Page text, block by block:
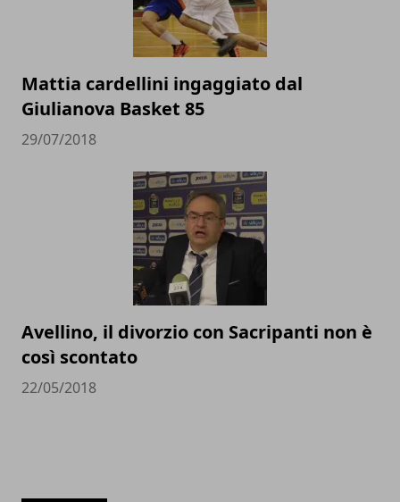
Mattia cardellini ingaggiato dal
Giulianova Basket 85
29/07/2018
Avellino, il divorzio con Sacripanti non è
così scontato
22/05/2018